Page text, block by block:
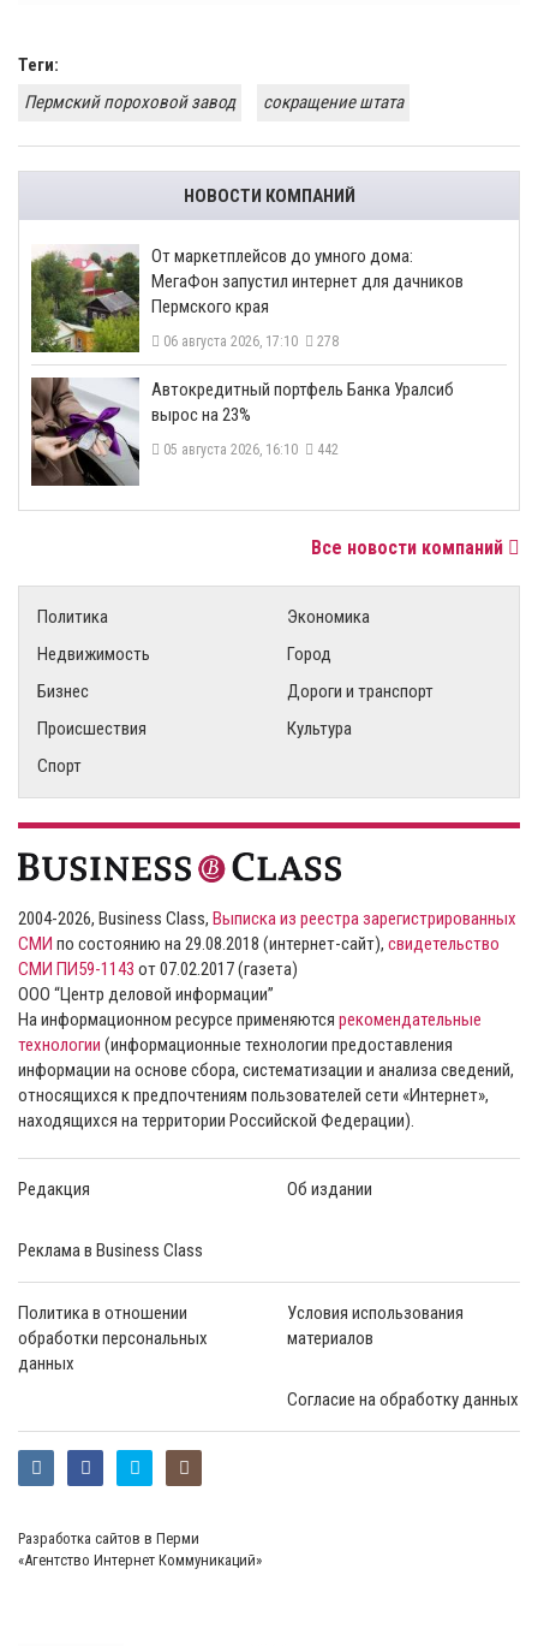
Теги:
Пермский пороховой завод
сокращение штата
НОВОСТИ КОМПАНИЙ
От маркетплейсов до умного дома:
МегаФон запустил интернет для дачников
Пермского края
06 августа 2026, 17:10 278
​Автокредитный портфель Банка Уралсиб
вырос на 23%
05 августа 2026, 16:10 442
Все новости компаний
Политика
Экономика
Недвижимость
Город
Бизнес
Дороги и транспорт
Происшествия
Культура
Спорт
2004-2026, Business Class, Выписка из реестра зарегистрированных
СМИ по состоянию на 29.08.2018 (интернет-сайт), свидетельство
СМИ ПИ59-1143 от 07.02.2017 (газета)
ООО “Центр деловой информации”
На информационном ресурсе применяются рекомендательные
технологии (информационные технологии предоставления
информации на основе сбора, систематизации и анализа сведений,
относящихся к предпочтениям пользователей сети «Интернет»,
находящихся на территории Российской Федерации).
Редакция Об издании
Реклама в Business Class
Политика в отношении
обработки персональных
данных
Условия использования
материалов
Согласие на обработку данных
Разработка сайтов в Перми
«Агентство Интернет Коммуникаций»